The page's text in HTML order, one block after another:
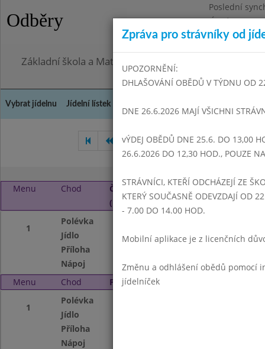
Odběry
Poslední
Úterý
Omezení
Základní škola a Mateřská škola Dr. Edvarda Beneše,
Vybrat jídelnu Jídelní lístek
Květen 2016 Červen 2016
Menu Chod
Čtvrtek 1. 9. 2016
(11:00 - 14:00)
1
Polévka
Jídlo
Obalovaný květák
Příloha
Nápoj
Voda s citronem
Menu
Chod Pátek 2. 9. 2016 (11:00 - 14:00)
1
Polévka
Jídlo
Příloha
Nápoj
Zpráva pro strávníky od
UPOZORNĚNÍ:
DHLAŠOVÁNÍ OBĚDŮ V TÝDNU OD
DNE 26.6.2026 MAJÍ VŠICHNI
vÝDEJ OBĚDŮ DNE 25.6. DO 13,00
26.6.2026 DO 12,30 HOD., POUZE
STRÁVNÍCI, KTEŘÍ ODCHÁZEJÍ ZE
KTERÝ SOUČASNĚ ODEVZDAJÍ OD
- 7.00 DO 14.00 HOD.
Mobilní aplikace je z licenčních
Změnu a odhlášení obědů pomocí
jídelníček